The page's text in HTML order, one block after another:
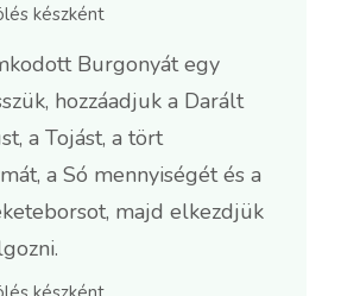
készként
Burgonyát egy
hozzáadjuk a Darált
a Tojást, a tört
a Só mennyiségét és a
majd elkezdjük